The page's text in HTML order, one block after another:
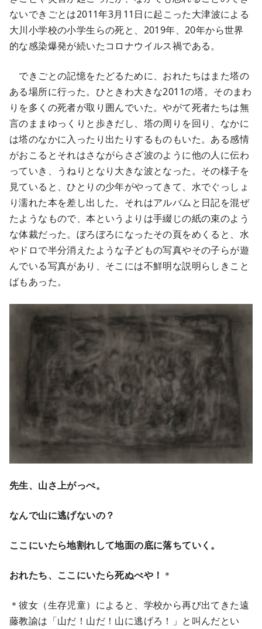
ないできごとは2011年3月11日に起こった大津波による
大川小学校の小学生らの死と、2019年、20年から世界
的な感染爆発が続いたコロナウイルス禍である。
できごとの記憶をたどるために、おれたちはまた塔の
ある場所に行った。ひときわ大きな2011の塔。そのまわ
りを多くの死者が取り囲んでいた。やがて死者たちは無
言のままゆっくりと歩きだし、塔の周りを回り、なかに
は塔のなかに入ったり出たりするものもいた。ある感情
がおこるとそれはさながらさざ波のように他の人に伝わ
っていき、うねりとなり大きな波となった。その様子を
見ていると、ひとりの少年がやってきて、水でぐっしょ
り濡れた本を差し出した。それはアルバムと日記を混ぜ
たようなもので、本というよりは手綴じの紙の束のよう
な体裁だった。ぼろぼろになったその頁をめくると、水
やドロで半分消えたような子どもの写真やその子らが遊
んでいる写真があり、そこには不鮮明な説明らしきこと
ばもあった。
先生、山さ上がっぺ。
なんで山に逃げないの？
ここにいたら地割れして地面の底に落ちていく。
おれたち、ここにいたら死ぬべや！ ＊
＊彼女（生存児童）によると、学校から再び出てきた遠
藤教諭は「山だ！山だ！山に逃げろ！」と叫んだとい